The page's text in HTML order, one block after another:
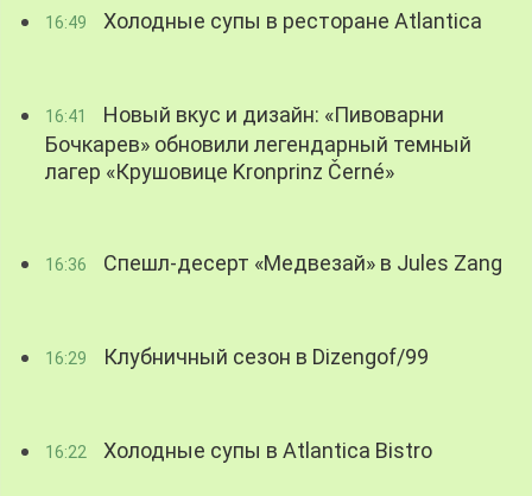
16:49 Холодные супы в ресторане Atlantica
16:41
Новый вкус и дизайн: «Пивоварни
Бочкарев» обновили легендарный темный
лагер «Крушовице Kronprinz Černé»
16:36 Спешл-десерт «Медвезай» в Jules Zang
16:29 Клубничный сезон в Dizengof/99
16:22 Холодные супы в Atlantica Bistro